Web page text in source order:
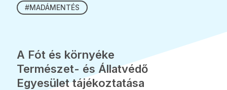
#MADÁMENTÉS
A Fót és környéke
Természet- és Állatvédő
Egyesület tájékoztatása